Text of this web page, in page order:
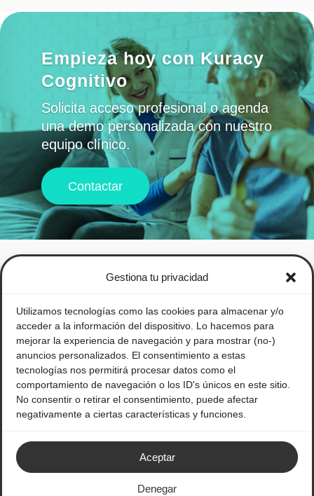
Gestiona tu privacidad
Utilizamos tecnologías como las cookies para almacenar y/o
acceder a la información del dispositivo. Lo hacemos para
mejorar la experiencia de navegación y para mostrar (no-)
anuncios personalizados. El consentimiento a estas
tecnologías nos permitirá procesar datos como el
comportamiento de navegación o los ID's únicos en este sitio.
No consentir o retirar el consentimiento, puede afectar
negativamente a ciertas características y funciones.
Aceptar
Denegar
Empieza hoy con Kuracy
Cognitivo
Solicita acceso profesional o agenda
una demo personalizada con nuestro
equipo clínico.
Contactar